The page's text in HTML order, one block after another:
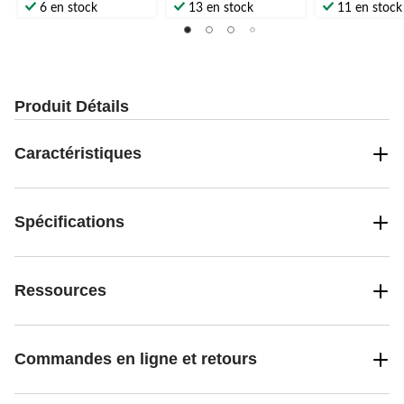
étoile(s)
6 en stock
étoile(s)
13 en stock
étoile(s)
11 en stock
Produit Détails
Caractéristiques
Spécifications
Ressources
Commandes en ligne et retours